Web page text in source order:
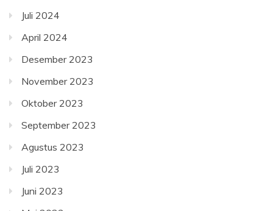
Juli 2024
April 2024
Desember 2023
November 2023
Oktober 2023
September 2023
Agustus 2023
Juli 2023
Juni 2023